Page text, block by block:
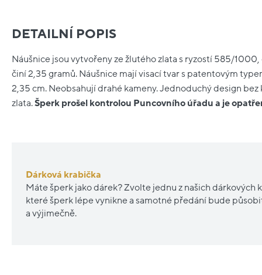
DETAILNÍ POPIS
Náušnice jsou vytvořeny ze žlutého zlata s ryzostí 585/1000,
činí 2,35 gramů. Náušnice mají visací tvar s patentovým
2,35 cm. Neobsahují drahé kameny. Jednoduchý design
zlata.Šperk prošel kontrolou Puncovního úřadu a je
Dárková krabička
Máte šperk jako dárek? Zvolte jednu z našich dárkových
které šperk lépe vynikne a samotné předání bude
a výjimečně.